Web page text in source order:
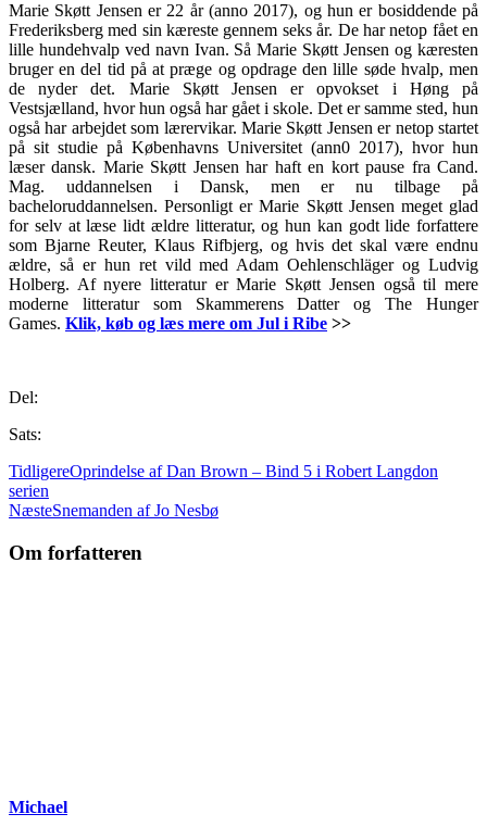
Marie Skøtt Jensen er 22 år (anno 2017), og hun er bosiddende på
Frederiksberg med sin kæreste gennem seks år. De har netop fået en
lille hundehvalp ved navn Ivan. Så Marie Skøtt Jensen og kæresten
bruger en del tid på at præge og opdrage den lille søde hvalp, men
de nyder det. Marie Skøtt Jensen er opvokset i Høng på
Vestsjælland, hvor hun også har gået i skole. Det er samme sted, hun
også har arbejdet som lærervikar. Marie Skøtt Jensen er netop startet
på sit studie på Københavns Universitet (ann0 2017), hvor hun
læser dansk. Marie Skøtt Jensen har haft en kort pause fra Cand.
Mag. uddannelsen i Dansk, men er nu tilbage på
bacheloruddannelsen. Personligt er Marie Skøtt Jensen meget glad
for selv at læse lidt ældre litteratur, og hun kan godt lide forfattere
som Bjarne Reuter, Klaus Rifbjerg, og hvis det skal være endnu
ældre, så er hun ret vild med Adam Oehlenschläger og Ludvig
Holberg. Af nyere litteratur er Marie Skøtt Jensen også til mere
moderne litteratur som Skammerens Datter og The Hunger
Games. Klik, køb og læs mere om Jul i Ribe >>
Del:
Sats:
TidligereOprindelse af Dan Brown – Bind 5 i Robert Langdon
serien
NæsteSnemanden af Jo Nesbø
Om forfatteren
Michael